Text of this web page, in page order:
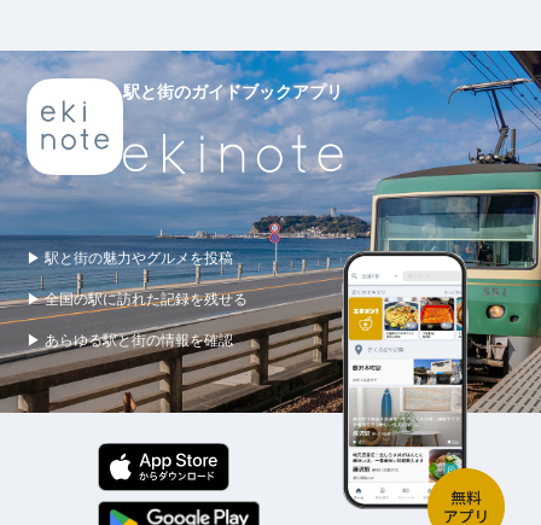
駅と街のガイドブックアプリ
▶ 駅と街の魅力やグルメを投稿
▶ 全国の駅に訪れた記録を残せる
▶ あらゆる駅と街の情報を確認